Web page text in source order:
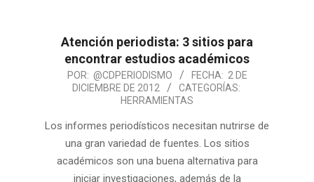
Atención periodista: 3 sitios para
encontrar estudios académicos
POR: @CDPERIODISMO FECHA: 2 DE
DICIEMBRE DE 2012
CATEGORÍAS:
HERRAMIENTAS
Los informes periodísticos necesitan nutrirse de
una gran variedad de fuentes. Los sitios
académicos son una buena alternativa para
iniciar investigaciones, además de la